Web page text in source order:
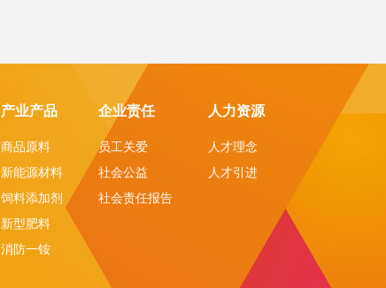
产业产品
商品原料
新能源材料
饲料添加剂
新型肥料
消防一铵
企业责任
员工关爱
社会公益
社会责任报告
人力资源
人才理念
人才引进